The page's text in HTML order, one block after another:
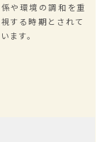
係や環境の調和を重
視する時期とされて
います。